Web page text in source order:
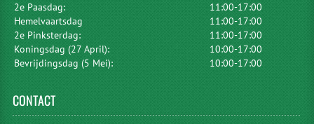
2e Paasdag:
11:00-17:00
Hemelvaartsdag
11:00-17:00
2e Pinksterdag:
11:00-17:00
Koningsdag (27 April):
10:00-17:00
Bevrijdingsdag (5 Mei):
10:00-17:00
CONTACT